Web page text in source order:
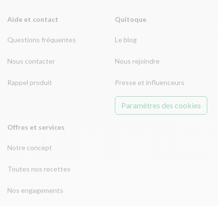
Aide et contact
Questions fréquentes
Nous contacter
Rappel produit
Offres et services
Notre concept
Toutes nos recettes
Nos engagements
Quitoque
Le blog
Nous rejoindre
Presse et influenceurs
Paramètres des cookies